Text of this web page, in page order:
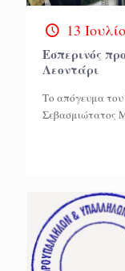
13
Εσπερινός
Λεοντάρι
Το απόγευμα του
Σεβασμιώτατος